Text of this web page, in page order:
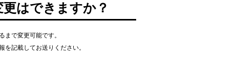
はできますか？
で変更可能です。
記載してお送りください。